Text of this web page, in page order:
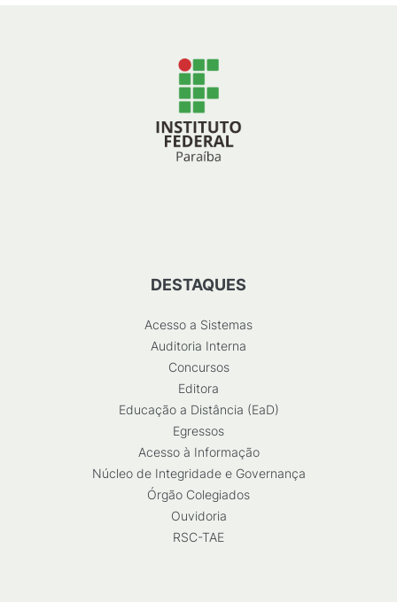
DESTAQUES
Acesso a Sistemas
Auditoria Interna
Concursos
Editora
Educação a Distância (EaD)
Egressos
Acesso à Informação
Núcleo de Integridade e Governança
Órgão Colegiados
Ouvidoria
RSC-TAE